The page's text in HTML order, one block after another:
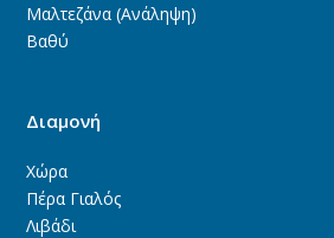
Μαλτεζάνα (Ανάληψη)
Βαθύ
Διαμονή
Χώρα
Πέρα Γιαλός
Λιβάδι